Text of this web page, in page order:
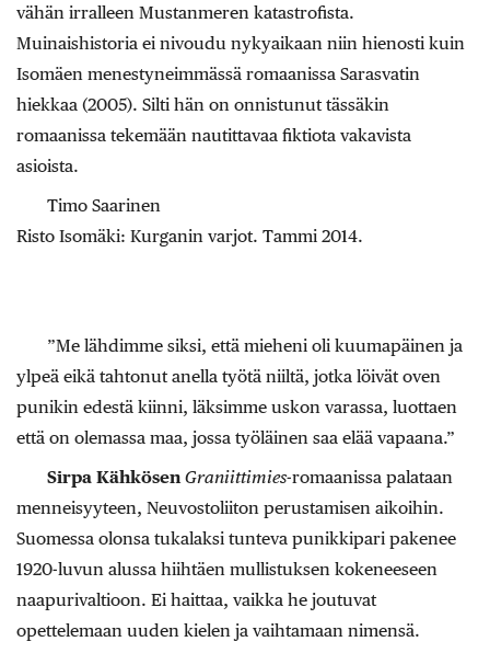
vähän irralleen Mustanmeren katastrofista.
Muinaishistoria ei nivoudu nykyaikaan niin hienosti kuin
Isomäen menestyneimmässä romaanissa Sarasvatin
hiekkaa (2005). Silti hän on onnistunut tässäkin
romaanissa tekemään nautittavaa fiktiota vakavista
asioista.
Timo Saarinen
Risto Isomäki: Kurganin varjot. Tammi 2014.
”Me lähdimme siksi, että mieheni oli kuumapäinen ja
ylpeä eikä tahtonut anella työtä niiltä, jotka löivät oven
punikin edestä kiinni, läksimme uskon varassa, luottaen
että on olemassa maa, jossa työläinen saa elää vapaana.”
Sirpa Kähkösen Graniittimies-romaanissa palataan
menneisyyteen, Neuvostoliiton perustamisen aikoihin.
Suomessa olonsa tukalaksi tunteva punikkipari pakenee
1920-luvun alussa hiihtäen mullistuksen kokeneeseen
naapurivaltioon. Ei haittaa, vaikka he joutuvat
opettelemaan uuden kielen ja vaihtamaan nimensä.